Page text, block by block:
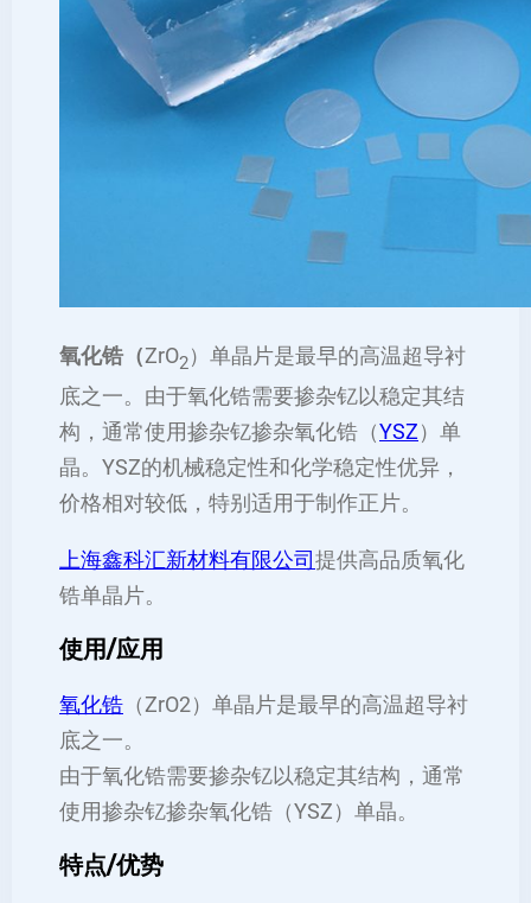
氧化锆（ZrO2）单晶片是最早的高温超导衬
底之一。由于氧化锆需要掺杂钇以稳定其结
构，通常使用掺杂钇掺杂氧化锆（YSZ ）单
晶。YSZ的机械稳定性和化学稳定性优异，
价格相对较低，特别适用于制作正片。
上海鑫科汇新材料有限公司 提供高品质氧化
锆单晶片。
使用/应用
氧化锆 （ZrO2）单晶片是最早的高温超导衬
底之一。
由于氧化锆需要掺杂钇以稳定其结构，通常
使用掺杂钇掺杂氧化锆（YSZ）单晶。
特点/优势